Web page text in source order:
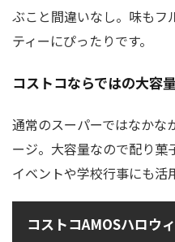
ぶこと間違いなし。味もフ
ティーにぴったりです。
コストコならではの大容
通常のスーパーではなかな
ージ。大容量なので配り菓
イベントや学校行事にも活
コストコAMOSハロウ